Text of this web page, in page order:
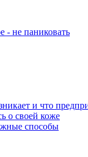
- не паниковать
и что
о своей коже
способы